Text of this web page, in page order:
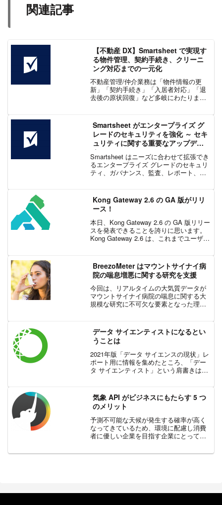
関連記事
【不動産 DX】Smartsheet で実現す
る物件管理、契約手続き、クリーニ
ング対応までの一元化
不動産管理/仲介業務は「物件情報の更
新」「契約手続き」「入居者対応」「退
去後の原状回復」など多岐にわたりま
がかかりやすい領域です。しかし現場で
は今も紙 / Excel ...
Smartsheet がエンタープライズ グ
レードのセキュリティを強化 ～ セキ
ュリティに関する重要なアップデー
ト
Smartsheet はニーズに合わせて拡張でき
るエンタープライズ グレードのセキュリ
ティ、ガバナンス、監査、レポート、お
(CWM) 分野のリーダーであるだけでな
く、...
Kong Gateway 2.6 の GA 版がリリ
ース！
本日、Kong Gateway 2.6 の GA 版リリー
スを発表できることを誇りに思います。
Kong Gateway 2.6 は、これまでユーザー
グレードするか、フレ...
BreezoMeter はマウントサイナイ病
院の喘息増悪に関する研究を支援
今回は、リアルタイムの大気質データが
マウントサイナイ病院の喘息に関する大
規模な研究に不可欠な要素となった理由
Icahn School of Medicine の専門家...
データ サイエンティストになるとい
うことは
2021年版「データ サイエンスの現状」レ
ポート用に情報を集めたところ、「デー
タ サイエンティスト」という肩書きはど
分をデータ サイエンティストと認識して
いるのは...
気象 API がビジネスにもたらす 5 つ
のメリット
予測不可能な天候が発生する確率が高く
なってきているため、環境に配慮し消費
者に優しい企業を目指す企業にとって、
となってきています。適切な気象 API を